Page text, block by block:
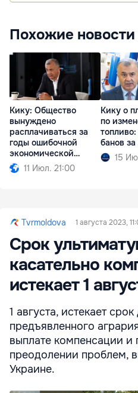
Похожие новости
Кику: Общество
вынуждено
расплачиваться за
годы ошибочной
экономической
политики
11 Июл. 21:00
Кику о
по
банов за
15
Tvrmoldova 1 августа 2023,
Срок
касательно
истекает 1
1 августа, истекает
предъявленного
выплате компенсации
преодолении проблем,
Украине.